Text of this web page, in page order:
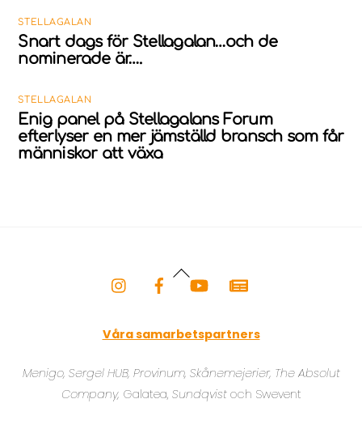
STELLAGALAN
Snart dags för Stellagalan…och de
nominerade är….
STELLAGALAN
Enig panel på Stellagalans Forum
efterlyser en mer jämställd bransch som får
människor att växa
Back
To
Våra samarbetspartners
Menigo, Sergel HUB, Provinum, Skånemejerier, The Absolut
Company, Galatea, Sundqvistoch Swevent